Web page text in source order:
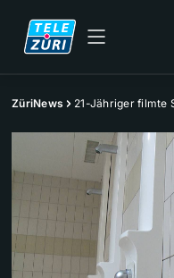
ZüriNews 21-Jähriger filmte